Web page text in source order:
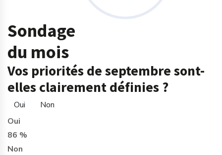
Sondage
du mois
Vos priorités de septembre sont-
elles clairement définies ?
Oui
Non
Oui
86 %
Non